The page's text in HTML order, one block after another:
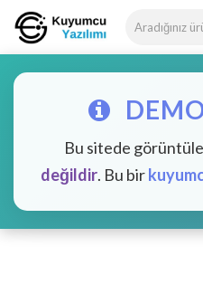
Bu sitede
değildir. Bu bir